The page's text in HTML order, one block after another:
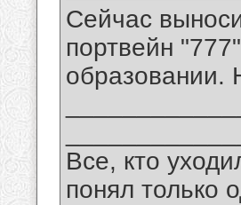
Сейчас
портвейн
образовании.
Все, кто
понял только